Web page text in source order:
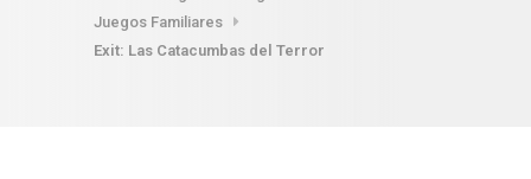
Juegos Familiares
Exit: Las Catacumbas del Terror